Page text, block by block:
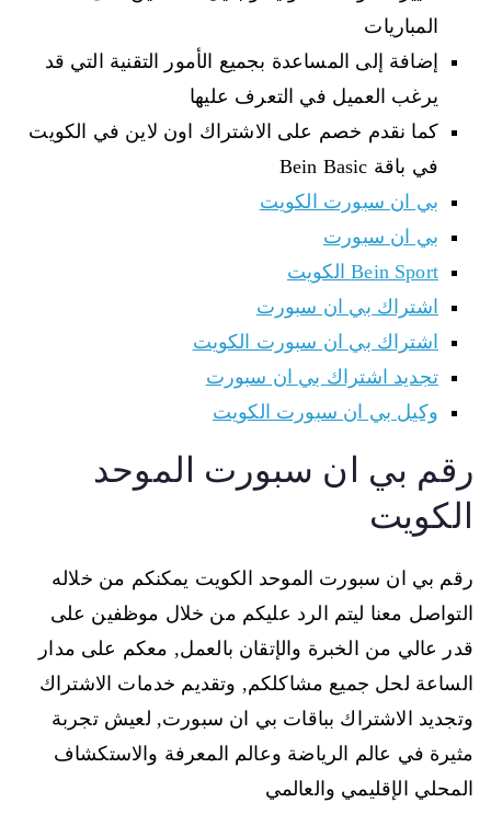
المباريات
إضافة إلى المساعدة بجميع الأمور التقنية التي قد
يرغب العميل في التعرف عليها
كما نقدم خصم على الاشتراك اون لاين في الكويت
في باقة Bein Basic
بي ان سبورت الكويت
بي ان سبورت
Bein Sport الكويت
اشتراك بي ان سبورت
اشتراك بي ان سبورت الكويت
تجديد اشتراك بي ان سبورت
وكيل بي ان سبورت الكويت
رقم بي ان سبورت الموحد
الكويت
رقم بي ان سبورت الموحد الكويت يمكنكم من خلاله
التواصل معنا ليتم الرد عليكم من خلال موظفين على
قدر عالي من الخبرة والإتقان بالعمل, معكم على مدار
الساعة لحل جميع مشاكلكم, وتقديم خدمات الاشتراك
وتجديد الاشتراك بباقات بي ان سبورت, لعيش تجربة
مثيرة في عالم الرياضة وعالم المعرفة والاستكشاف
المحلي الإقليمي والعالمي